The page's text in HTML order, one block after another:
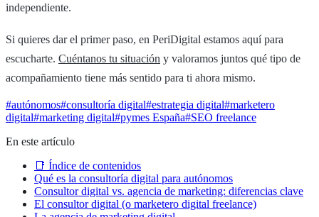
independiente.
Si quieres dar el primer paso, en PeriDigital estamos aquí para
escucharte. Cuéntanos tu situación y valoramos juntos qué tipo de
acompañamiento tiene más sentido para ti ahora mismo.
#autónomos#consultoría digital#estrategia digital#marketero
digital#marketing digital#pymes España#SEO freelance
En este artículo
📑 Índice de contenidos
Qué es la consultoría digital para autónomos
Consultor digital vs. agencia de marketing: diferencias clave
El consultor digital (o marketero digital freelance)